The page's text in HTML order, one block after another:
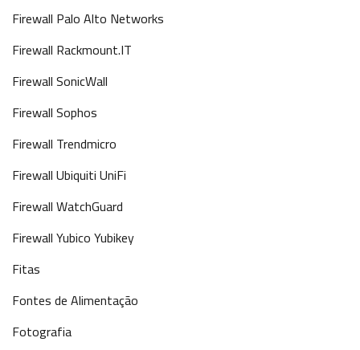
Firewall Palo Alto Networks
Firewall Rackmount.IT
Firewall SonicWall
Firewall Sophos
Firewall Trendmicro
Firewall Ubiquiti UniFi
Firewall WatchGuard
Firewall Yubico Yubikey
Fitas
Fontes de Alimentação
Fotografia